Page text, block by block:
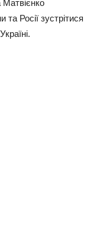
Росії зустрітися